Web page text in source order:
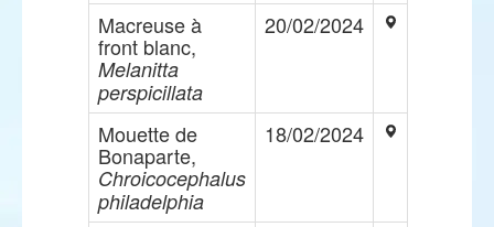
Macreuse à
front blanc,
Melanitta
perspicillata
20/02/2024
Mouette de
Bonaparte,
Chroicocephalus
philadelphia
18/02/2024